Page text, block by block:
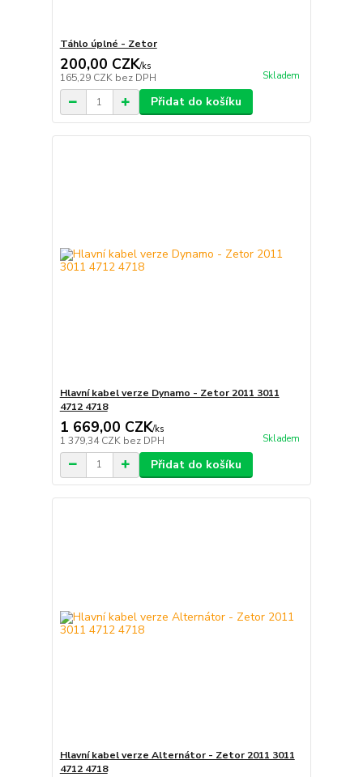
Táhlo úplné - Zetor
200,00 CZK/ks
165,29 CZK bez DPH Skladem
Přidat do košíku
Hlavní kabel verze Dynamo - Zetor 2011 3011
4712 4718
1 669,00 CZK/ks
1 379,34 CZK bez DPH Skladem
Přidat do košíku
Hlavní kabel verze Alternátor - Zetor 2011 3011
4712 4718